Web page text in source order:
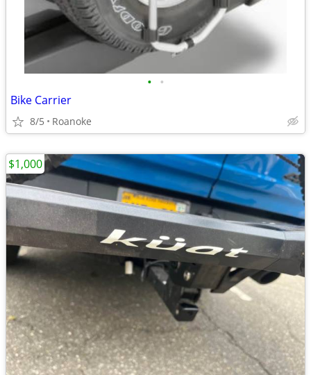
• •
Bike Carrier
8/5 Roanoke
$1,000